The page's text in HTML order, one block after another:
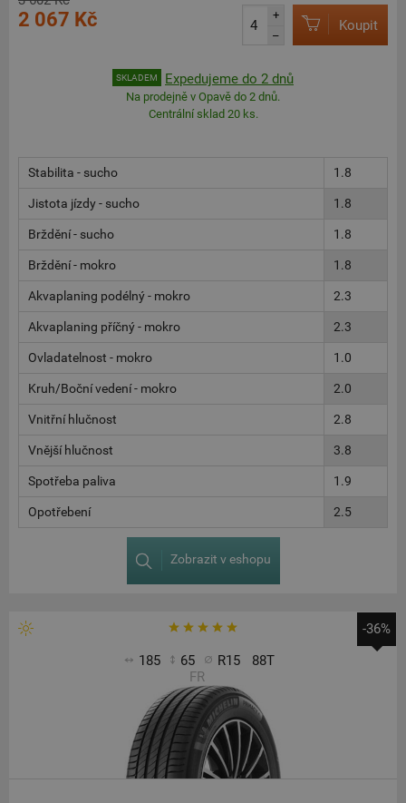
2 067 Kč
+
–
Koupit
SKLADEM Expedujeme do 2 dnů
Na prodejně v Opavě do 2 dnů.
Centrální sklad 20 ks.
Stabilita - sucho 1.8
Jistota jízdy - sucho 1.8
Brždění - sucho 1.8
Brždění - mokro 1.8
Akvaplaning podélný - mokro 2.3
Akvaplaning příčný - mokro 2.3
Ovladatelnost - mokro 1.0
Kruh/Boční vedení - mokro 2.0
Vnitřní hlučnost 2.8
Vnější hlučnost 3.8
Spotřeba paliva 1.9
Opotřebení 2.5
Zobrazit v eshopu
185 65 R15
88T
FR
-36%